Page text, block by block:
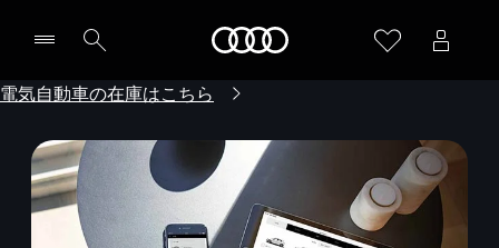
電気自動車の在庫はこちら